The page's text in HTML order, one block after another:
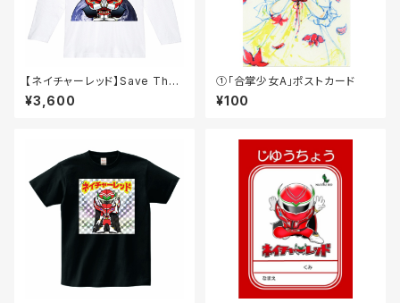
【ネイチャーレッド】Save The
Earth長袖Tシャツ（白）
¥3,600
①「合掌少女A」ポストカード
¥100